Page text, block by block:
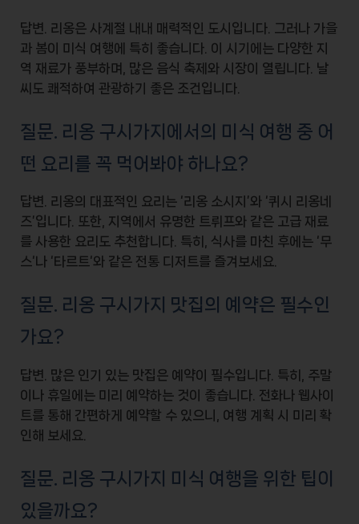
답변. 리옹은 사계절 내내 매력적인 도시입니다. 그러나 가을
과 봄이 미식 여행에 특히 좋습니다. 이 시기에는 다양한 지
역 재료가 풍부하며, 많은 음식 축제와 시장이 열립니다. 날
씨도 쾌적하여 관광하기 좋은 조건입니다.
질문. 리옹 구시가지에서의 미식 여행 중 어
떤 요리를 꼭 먹어봐야 하나요?
답변. 리옹의 대표적인 요리는 ‘리옹 소시지’와 ‘퀴시 리옹네
즈’입니다. 또한, 지역에서 유명한 트뤼프와 같은 고급 재료
를 사용한 요리도 추천합니다. 특히, 식사를 마친 후에는 ‘무
스‘나 ‘ 타르트‘와 같은 전통 디저트를 즐겨보세요.
질문. 리옹 구시가지 맛집의 예약은 필수인
가요?
답변. 많은 인기 있는 맛집은 예약이 필수입니다. 특히, 주말
이나 휴일에는 미리 예약하는 것이 좋습니다. 전화나 웹사이
트를 통해 간편하게 예약할 수 있으니, 여행 계획 시 미리 확
인해 보세요.
질문. 리옹 구시가지 미식 여행을 위한 팁이
있을까요?